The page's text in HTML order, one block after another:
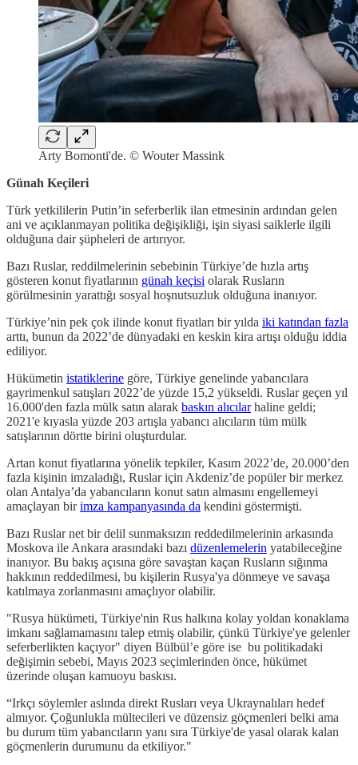
Arty Bomonti'de. © Wouter Massink
Günah Keçileri
Türk yetkililerin Putin’in seferberlik ilan etmesinin ardından gelen
ani ve açıklanmayan politika değişikliği, işin siyasi saiklerle ilgili
olduğuna dair şüpheleri de artırıyor.
Bazı Ruslar, reddilmelerinin sebebinin Türkiye’de hızla artış
gösteren konut fiyatlarının günah keçisi olarak Rusların
görülmesinin yarattığı sosyal hoşnutsuzluk olduğuna inanıyor.
Türkiye’nin pek çok ilinde konut fiyatları bir yılda iki katından fazla
arttı, bunun da 2022’de dünyadaki en keskin kira artışı olduğu iddia
ediliyor.
Hükümetin istatiklerine göre, Türkiye genelinde yabancılara
gayrimenkul satışları 2022’de yüzde 15,2 yükseldi. Ruslar geçen yıl
16.000'den fazla mülk satın alarak baskın alıcılarhaline geldi;
2021'e kıyasla yüzde 203 artışla yabancı alıcıların tüm mülk
satışlarının dörtte birini oluşturdular.
Artan konut fiyatlarına yönelik tepkiler, Kasım 2022’de, 20.000’den
fazla kişinin imzaladığı, Ruslar için Akdeniz’de popüler bir merkez
olan Antalya’da yabancıların konut satın almasını engellemeyi
amaçlayan birimza kampanyasında da kendini göstermişti.
Bazı Ruslar net bir delil sunmaksızın reddedilmelerinin arkasında
Moskova ile Ankara arasındaki bazı düzenlemelerin yatabileceğine
inanıyor. Bu bakış açısına göre savaştan kaçan Rusların sığınma
hakkının reddedilmesi, bu kişilerin Rusya'ya dönmeye ve savaşa
katılmaya zorlanmasını amaçlıyor olabilir.
"Rusya hükümeti, Türkiye'nin Rus halkına kolay yoldan konaklama
imkanı sağlamamasını talep etmiş olabilir, çünkü Türkiye'ye gelenler
seferberlikten kaçıyor" diyen Bülbül’e göre ise bu politikadaki
değişimin sebebi, Mayıs 2023 seçimlerinden önce, hükümet
üzerinde oluşan kamuoyu baskısı.
“Irkçı söylemler aslında direkt Rusları veya Ukraynalıları hedef
almıyor. Çoğunlukla mültecileri ve düzensiz göçmenleri belki ama
bu durum tüm yabancıların yanı sıra Türkiye'de yasal olarak kalan
göçmenlerin durumunu da etkiliyor."